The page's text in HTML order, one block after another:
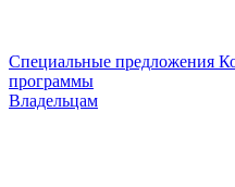
Специальные предложения
программы
Владельцам